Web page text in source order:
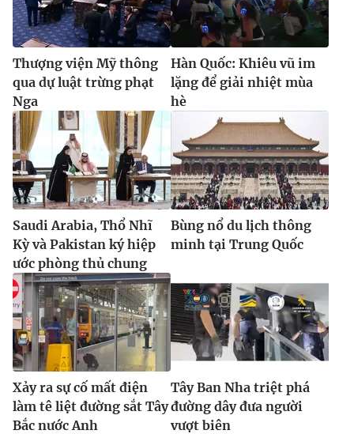
thuận bằng văn bản. Ghi rõ nguồn VTV.vn khi phát hành lại
thông tin từ website này.
Thượng viện Mỹ thông
qua dự luật trừng phạt
Nga
Hàn Quốc: Khiêu vũ im
lặng để giải nhiệt mùa
hè
Saudi Arabia, Thổ Nhĩ
Kỳ và Pakistan ký hiệp
ước phòng thủ chung
Bùng nổ du lịch thông
minh tại Trung Quốc
Xảy ra sự cố mất điện
làm tê liệt đường sắt Tây
Bắc nước Anh
Tây Ban Nha triệt phá
đường dây đưa người
vượt biên